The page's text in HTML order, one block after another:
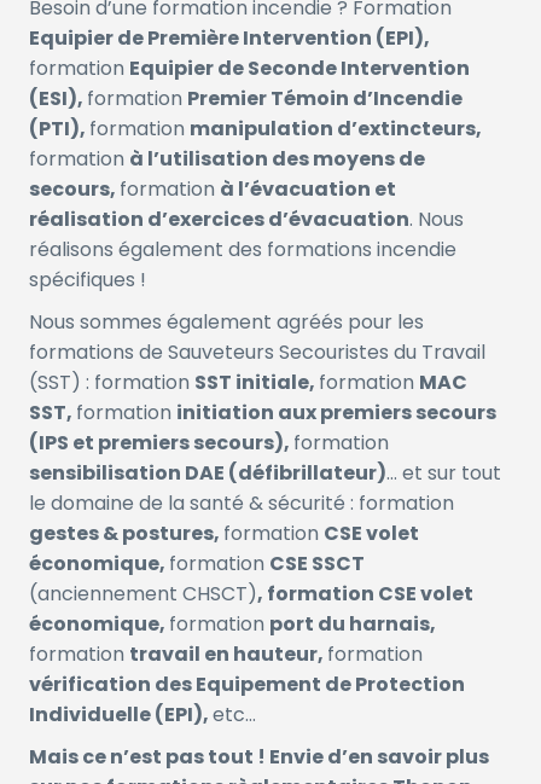
Besoin d’une formation incendie ? Formation
Equipier de Première Intervention (EPI),
formation Equipier de Seconde Intervention
(ESI), formation Premier Témoin d’Incendie
(PTI), formation manipulation d’extincteurs,
formation à l’utilisation des moyens de
secours, formation à l’évacuation et
réalisation d’exercices d’évacuation. Nous
réalisons également des formations incendie
spécifiques !
Nous sommes également agréés pour les
formations de Sauveteurs Secouristes du Travail
(SST) : formation SST initiale, formation MAC
SST, formation initiation aux premiers secours
(IPS et premiers secours), formation
sensibilisation DAE (défibrillateur)… et sur tout
le domaine de la santé & sécurité : formation
gestes & postures, formation CSE volet
économique, formation CSE SSCT
(anciennement CHSCT), formation CSE volet
économique, formation port du harnais,
formation travail en hauteur, formation
vérification des Equipement de Protection
Individuelle (EPI),etc…
Mais ce n’est pas tout ! Envie d’en savoir plus